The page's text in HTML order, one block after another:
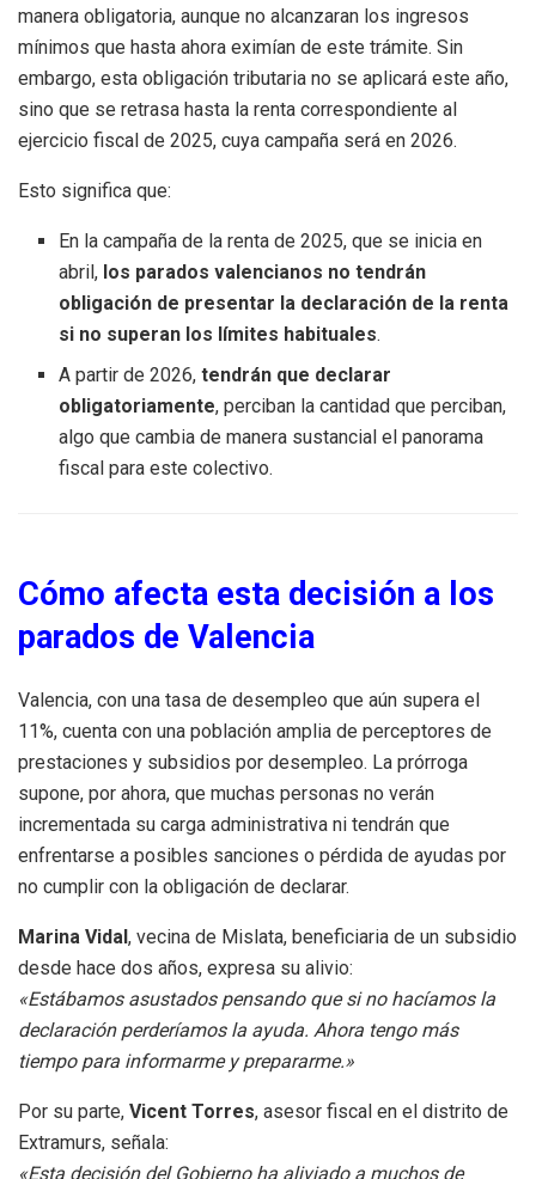
manera obligatoria, aunque no alcanzaran los ingresos
mínimos que hasta ahora eximían de este trámite. Sin
embargo, esta obligación tributaria no se aplicará este año,
sino que se retrasa hasta la renta correspondiente al
ejercicio fiscal de 2025, cuya campaña será en 2026.
Esto significa que:
En la campaña de la renta de 2025, que se inicia en
abril, los parados valencianos no tendrán
obligación de presentar la declaración de la renta
si no superan los límites habituales.
A partir de 2026,tendrán que declarar
obligatoriamente, perciban la cantidad que perciban,
algo que cambia de manera sustancial el panorama
fiscal para este colectivo.
Cómo afecta esta decisión a los
parados de Valencia
Valencia, con una tasa de desempleo que aún supera el
11%, cuenta con una población amplia de perceptores de
prestaciones y subsidios por desempleo. La prórroga
supone, por ahora, que muchas personas no verán
incrementada su carga administrativa ni tendrán que
enfrentarse a posibles sanciones o pérdida de ayudas por
no cumplir con la obligación de declarar.
Marina Vidal, vecina de Mislata, beneficiaria de un subsidio
desde hace dos años, expresa su alivio:
«Estábamos asustados pensando que si no hacíamos la
declaración perderíamos la ayuda. Ahora tengo más
tiempo para informarme y prepararme.»
Por su parte, Vicent Torres, asesor fiscal en el distrito de
Extramurs, señala:
«Esta decisión del Gobierno ha aliviado a muchos de